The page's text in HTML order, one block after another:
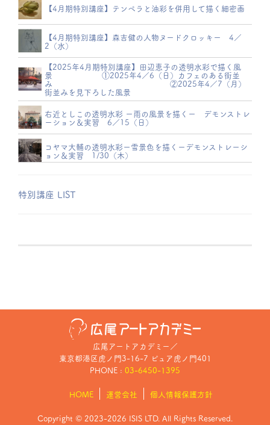
【4月期特別講座】テンペラと油彩を併用して描く細密画
【4月期特別講座】森吉健の人物ヌードクロッキー 4／
2（水）
【2025年4月期特別講座】田辺恵子の透明水彩で描く風
景 ①2025年4／6（日）カフェのある街並
み ②2025年4／7（月）
街並みを見下ろした風景
右近としこの透明水彩 ー雨の風景を描くー デモンストレ
ーション＆実習 6／15（日）
コヤマ大輔の透明水彩ー雪景色を描くーデモンストレーシ
ョン＆実習 1/30（木）
特別講座 LIST
広尾アートアカデミー ／
東京都港区虎ノ門3-16-7 ピュア虎ノ門401
PHONE : 03-6450-1395
HOME 運営会社 個人情報保護方針
Copyright © 2023-2026 ISIS LTD. All Rights Reserved.